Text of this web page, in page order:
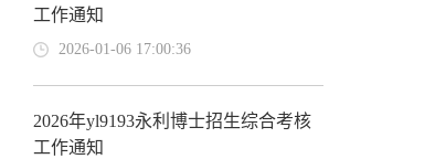
工作通知
2026-01-06 17:00:36
2026年yl9193永利博士招生综合考核
工作通知